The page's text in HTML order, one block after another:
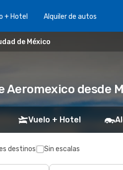
+ Hotel Alquiler de autos
de México
Aeromexico desde
Vuelo + Hotel
destinos Sin escalas